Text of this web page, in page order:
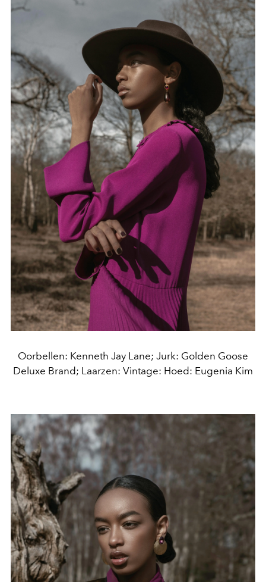
Oorbellen: Kenneth Jay Lane; Jurk: Golden Goose
Deluxe Brand; Laarzen: Vintage: Hoed: Eugenia Kim